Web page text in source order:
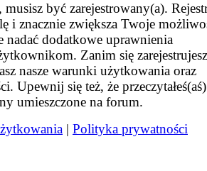
być zarejestrowany(a).
i znacznie zwiększa Twoje
nadać dodatkowe uprawnienia
Zanim się
nasze warunki użytkowania oraz
Upewnij się też, że przeczytałeś(aś)
umieszczone na forum.
| Polityka prywatności